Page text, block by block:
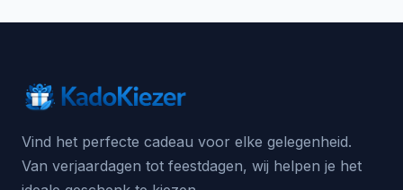
Vind het perfecte cadeau voor elke gelegenheid.
Van verjaardagen tot feestdagen, wij helpen je het